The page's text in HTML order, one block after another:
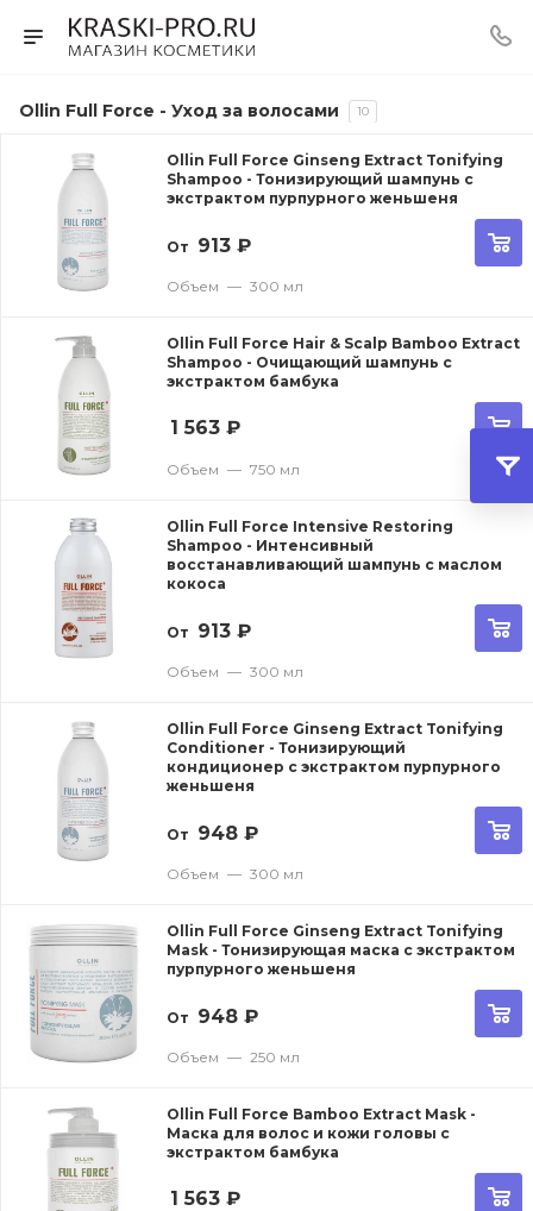
Ollin Full Force - Уход за волосами 10
Ollin Full Force Ginseng Extract Tonifying
Shampoo - Тонизирующий шампунь с
экстрактом пурпурного женьшеня
От 913 ₽
Объем — 300 мл
Ollin Full Force Hair & Scalp Bamboo Extract
Shampoo - Очищающий шампунь с
экстрактом бамбука
1 563 ₽
Объем — 750 мл
Ollin Full Force Intensive Restoring
Shampoo - Интенсивный
восстанавливающий шампунь с маслом
кокоса
От 913 ₽
Объем — 300 мл
Ollin Full Force Ginseng Extract Tonifying
Conditioner - Тонизирующий
кондиционер с экстрактом пурпурного
женьшеня
От 948 ₽
Объем — 300 мл
Ollin Full Force Ginseng Extract Tonifying
Mask - Тонизирующая маска с экстрактом
пурпурного женьшеня
От 948 ₽
Объем — 250 мл
Ollin Full Force Bamboo Extract Mask -
Маска для волос и кожи головы с
экстрактом бамбука
1 563 ₽